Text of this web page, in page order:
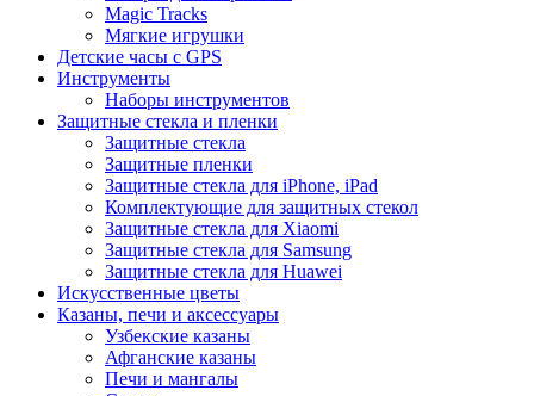
Magic Tracks
Мягкие игрушки
Детские часы с GPS
Инструменты
Наборы инструментов
Защитные стекла и пленки
Защитные стекла
Защитные пленки
Защитные стекла для iPhone, iPad
Комплектующие для защитных стекол
Защитные стекла для Xiaomi
Защитные стекла для Samsung
Защитные стекла для Huawei
Искусственные цветы
Казаны, печи и аксессуары
Узбекские казаны
Афганские казаны
Печи и мангалы